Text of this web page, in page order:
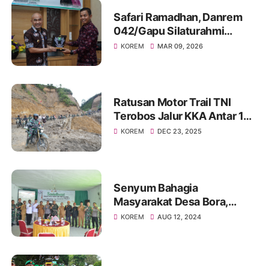
Safari Ramadhan, Danrem
042/Gapu Silaturahmi
dengan Bupati Bungo
KOREM MAR 09, 2026
Ratusan Motor Trail TNI
Terobos Jalur KKA Antar 10
Ton Bantuan ke Bener
KOREM DEC 23, 2025
Senyum Bahagia
Masyarakat Desa Bora,
Brigjen TNI Dody: "Mari Kita
KOREM AUG 12, 2024